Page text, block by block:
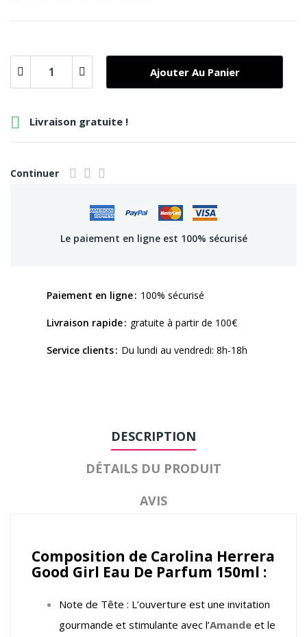
Ajouter Au Panier
 Livraison gratuite !
Continuer
Le paiement en ligne est 100% sécurisé
Paiement en ligne 100% sécurisé
Livraison rapide gratuite à partir de 100€
Service clients Du lundi au vendredi: 8h-18h
DESCRIPTION
DÉTAILS DU PRODUIT
AVIS
Composition de Carolina Herrera
Good Girl Eau De Parfum 150ml :
Note de Tête : L’ouverture est une invitation
gourmande et stimulante avec l’Amande et le